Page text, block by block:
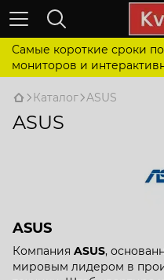
Самые короткие сроки
мониторов и
Каталог ASUS
ASUS
ASUS
Компания ASUS,
мировым лидером в